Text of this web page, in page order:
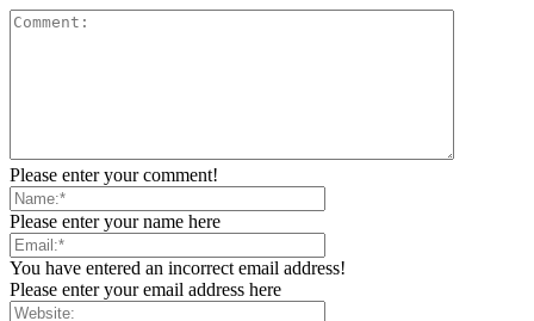
Please enter your comment!
Please enter your name here
You have entered an incorrect email address!
Please enter your email address here